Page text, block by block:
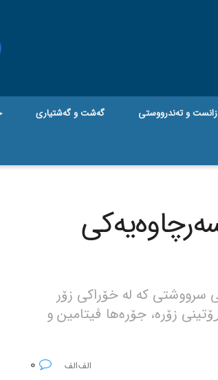
زانست و تەندرووستی گه‌شت و گه‌شتیاری
سرووشتی کە لە خۆراکی زۆر
زۆرە، جۆرەها ڤیتامین و